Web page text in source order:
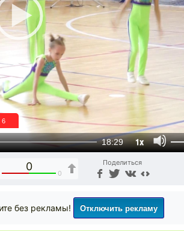
18:29 1x
5
0
0
Поделиться
без рекламы! Отключить рекламу